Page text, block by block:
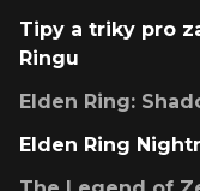
Tipy a triky pro
Ringu
Elden Ring:
Elden Ring